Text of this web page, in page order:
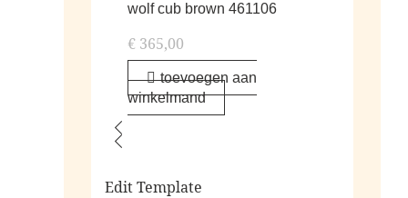
wolf cub brown 461106
€ 365,00
toevoegen aan
winkelmand
Edit Template